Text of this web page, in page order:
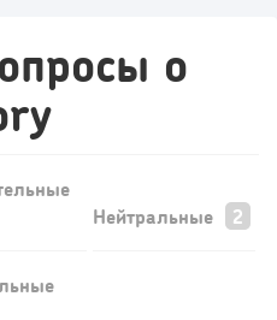
о
Нейтральные